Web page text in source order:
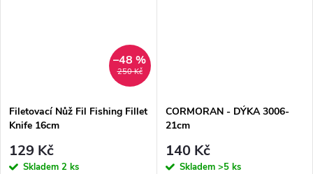
250 Kč
–48 %
Filetovací Nůž Fil Fishing Fillet
Knife 16cm
129 Kč
Skladem 2 ks
CORMORAN - DÝKA 3006-
21cm
140 Kč
Skladem >5 ks